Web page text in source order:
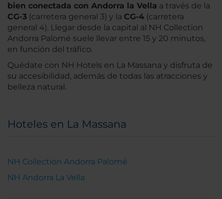
bien conectada con Andorra la Vella a través de la
CG-3 (carretera general 3) y la CG-4 (carretera
general 4). Llegar desde la capital al NH Collection
Andorra Palomé suele llevar entre 15 y 20 minutos,
en función del tráfico.
Quédate con NH Hotels en La Massana y disfruta de
su accesibilidad, además de todas las atracciones y
belleza natural.
Hoteles en La Massana
NH Collection Andorra Palomé
NH Andorra La Vella